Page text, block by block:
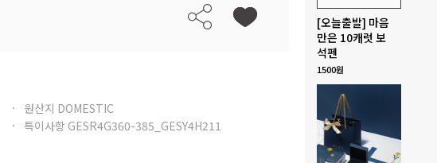
원산지 DOMESTIC
특이사항 GESR4G360-385_GESY4H211
[오늘출발] 마음
만은 10캐럿 보
석펜
1500원